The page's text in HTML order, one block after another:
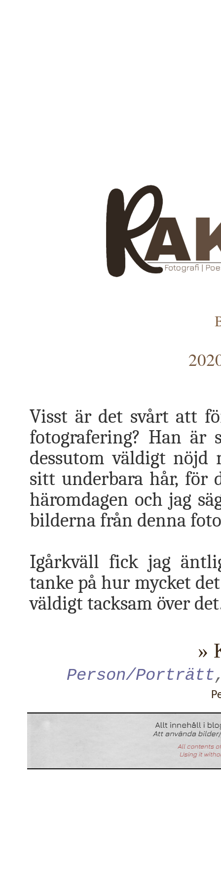
Visst är det svårt att
fotografering? Han är
dessutom väldigt nöjd
sitt underbara hår, för
häromdagen och jag
bilderna från denna
Igårkväll fick jag
tanke på hur mycket
väldigt tacksam över
»
Person/Porträtt